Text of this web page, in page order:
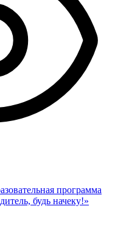
программа
будь начеку!»